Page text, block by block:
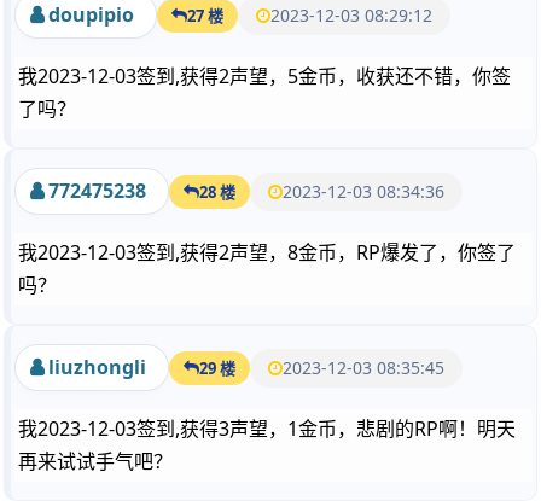
doupipio 27 楼 2023-12-03 08:29:12
我2023-12-03签到,获得2声望，5金币，收获还不错，你签
了吗？
772475238 28 楼 2023-12-03 08:34:36
我2023-12-03签到,获得2声望，8金币，RP爆发了，你签了
吗？
liuzhongli 29 楼 2023-12-03 08:35:45
我2023-12-03签到,获得3声望，1金币，悲剧的RP啊！明天
再来试试手气吧？